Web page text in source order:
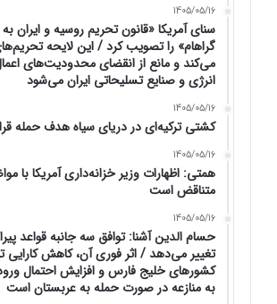
1405/05/16
سنای آمریکا «قانون تحریم روسیه و ایران
گراهام» را تصویب کرد / این لایحه
می‌کند و مانع از انقضای محدودیت‌های
انرژی و صنایع تسلیحاتی ایران می‌شود
1405/05/16
کشتی ترکیه‌ای در دریای سیاه هدف حمله
1405/05/16
همتی: اظهارات وزیر خزانه‌داری آمریکا با
متناقض است
1405/05/16
حسام الدین آشنا: توافق سه جانبه قواعد
تغییر می‌دهد / اثر فوری آن، کاهش کارایی
کشور‌های خلیج فارس و افزایش احتمال
به منازعه در صورت حمله به عربستان است